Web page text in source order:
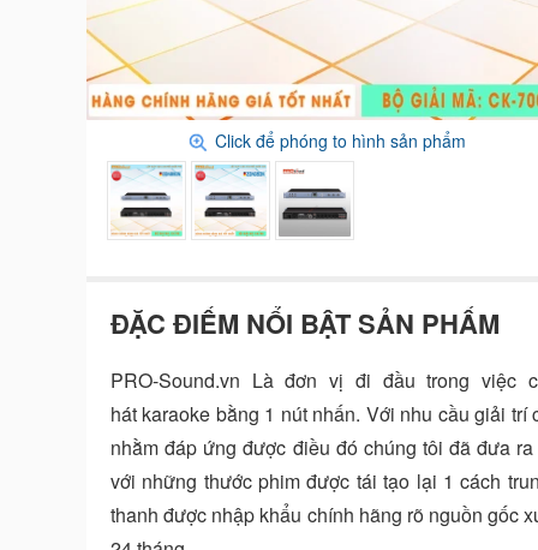
Click để phóng to hình sản phẩm
ĐẶC ĐIỂM NỔI BẬT SẢN PHẨM
PRO-Sound.vn Là đơn vị đi đầu trong
hát karaoke bằng 1 nút nhấn. Với nhu cầu giải
nhằm đáp ứng được điều đó chúng tôi đã đưa
với những thước phim được tái tạo lại 1 cách
thanh được nhập khẩu chính hãng rõ nguồn gốc